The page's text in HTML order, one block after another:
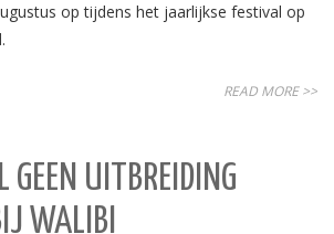
op tijdens het jaarlijkse festival op
READ MORE >>
UITBREIDING
WALIBI